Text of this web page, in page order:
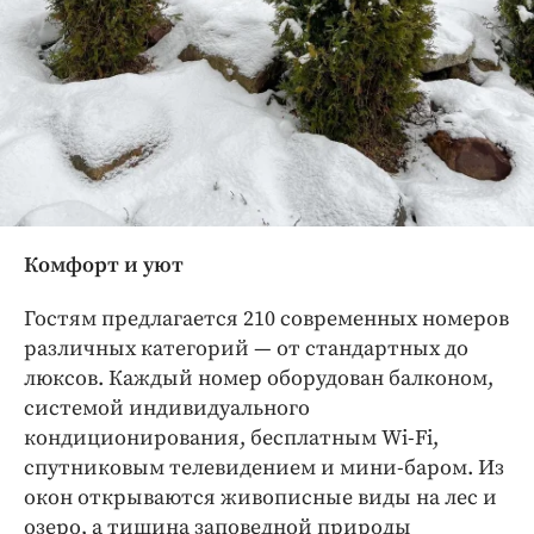
Комфорт и уют
Гостям предлагается 210 современных номеров
различных категорий — от стандартных до
люксов. Каждый номер оборудован балконом,
системой индивидуального
кондиционирования, бесплатным Wi-Fi,
спутниковым телевидением и мини-баром. Из
окон открываются живописные виды на лес и
озеро, а тишина заповедной природы